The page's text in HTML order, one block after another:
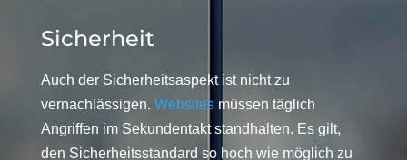
Sicherheit
Auch der Sicherheitsaspekt ist nicht zu
vernachlässigen. Websitesmüssen täglich
Angriffen im Sekundentakt standhalten. Es gilt,
den Sicherheitsstandard so hoch wie möglich zu